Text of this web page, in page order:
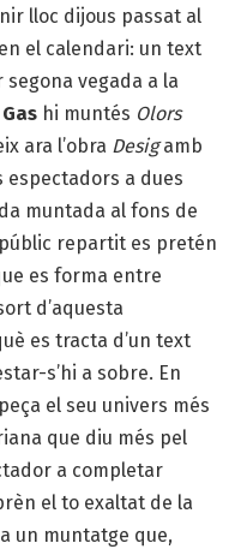
lloc dijous passat al
el calendari: un text
vegada a la
hi muntés Olors
ara l’obra Desigamb
espectadors a dues
muntada al fons de
públic repartit es pretén
es forma entre
d’aquesta
es tracta d’un text
s’hi a sobre. En
el seu univers més
que diu més pel
a completar
el to exaltat de la
un muntatge que,